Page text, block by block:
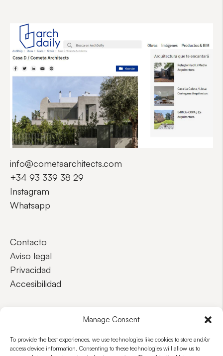
Manage Consent
To provide the best experiences, we use technologies like cookies to store and/or
access device information. Consenting to these technologies will allow us to
info@cometaarchitects.com
+34 93 339 38 29
Instagram
Whatsapp
Contacto
Aviso legal
Privacidad
Accesibilidad